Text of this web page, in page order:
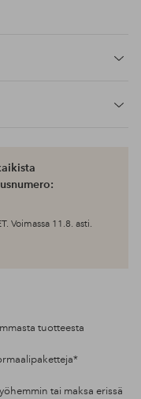
Voimassa 11.8. asti.
tuotteesta
tai maksa erissä